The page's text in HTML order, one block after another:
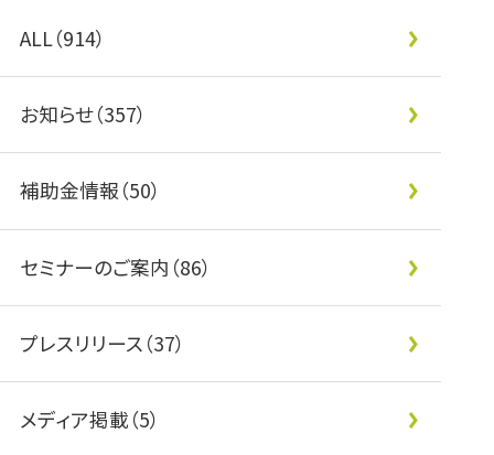
ALL（914）
お知らせ（357）
補助金情報（50）
セミナーのご案内（86）
プレスリリース（37）
メディア掲載（5）